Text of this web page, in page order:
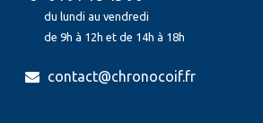
du lundi au vendredi
de 9h à 12h et de 14h à 18h
contact@chronocoif.fr